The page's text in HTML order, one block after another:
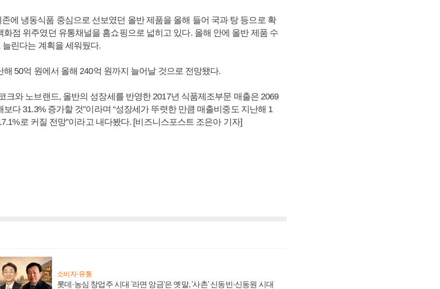
에 냉동식품 중심으로 선보였던 올반 제품을 올해 들어 국과 탕 등으로 확
화점 위주였던 유통채널을 홈쇼핑으로 넓히고 있다. 올해 안에 올반 제품 수
린다는 계획을 세워뒀다.
해 50억 원에서 올해 240억 원까지 늘어날 것으로 전망됐다.
크와 노브랜드, 올반의 성장세를 반영한 2017년 식품제조부문 매출은 2069
다 31.3% 증가할 것”이라며 “성장세가 뚜렷한 만큼 매출비중도 지난해 1
로 커질 전망”이라고 내다봤다. [비즈니스포스트 조은아 기자]
소비자·유통
롯데·농심 창업주 시대 '라면 앙금'은 옛말, '사촌' 신동빈·신동원 시대